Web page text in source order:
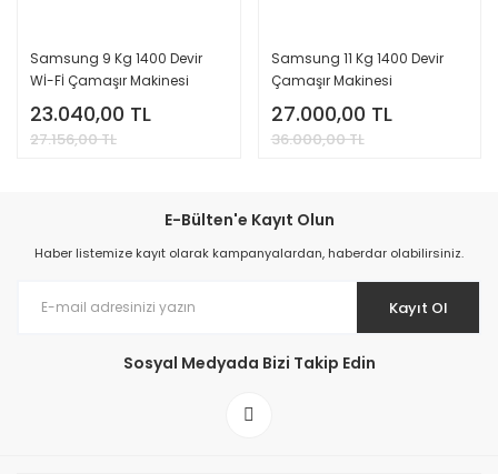
Samsung 9 Kg 1400 Devir
Wİ-Fİ Çamaşır Makinesi
WW90CGC04DAEAH |
Yenilenmiş Ürün
23.040,00 TL
27.156,00 TL
Samsung 11 Kg 1400 Devir
Çamaşır Makinesi
WW11BBA046ABAH |
Yenilenmiş Ürün
27.000,00 TL
36.000,00 TL
E-Bülten'e Kayıt Olun
Haber listemize kayıt olarak kampanyalardan, haberdar olabilirsiniz.
Kayıt Ol
Sosyal Medyada Bizi Takip Edin